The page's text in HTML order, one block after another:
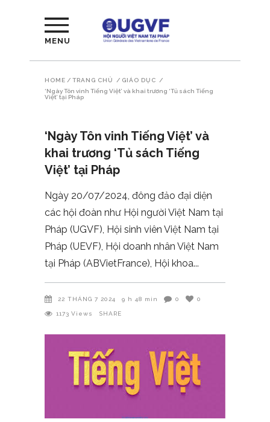
MENU
HOME / TRANG CHỦ / GIÁO DỤC
/
‘Ngày Tôn vinh Tiếng Việt’ và khai trương ‘Tủ sách Tiếng
Việt’ tại Pháp
‘Ngày Tôn vinh Tiếng Việt’ và
khai trương ‘Tủ sách Tiếng
Việt’ tại Pháp
Ngày 20/07/2024, đông đảo đại diện
các hội đoàn như Hội người Việt Nam tại
Pháp (UGVF), Hội sinh viên Việt Nam tại
Pháp (UEVF), Hội doanh nhân Việt Nam
tại Pháp (ABVietFrance), Hội khoa
22 THÁNG 7 2024 9 h 48 min 0 0
1173 Views SHARE